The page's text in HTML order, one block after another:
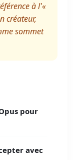
à l'«
créateur,
sommet
pour
avec